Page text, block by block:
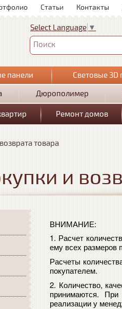
Статьи Контакты
Select Language ▼
Поиск
панели Световые 3D
Дюрополимер
Ремонт домов
товара
и
ВНИМАНИЕ:
1. Расчет
ему всех размеров
Расчеты
покупателем.
2. Количество,
принимаются.
реализации у